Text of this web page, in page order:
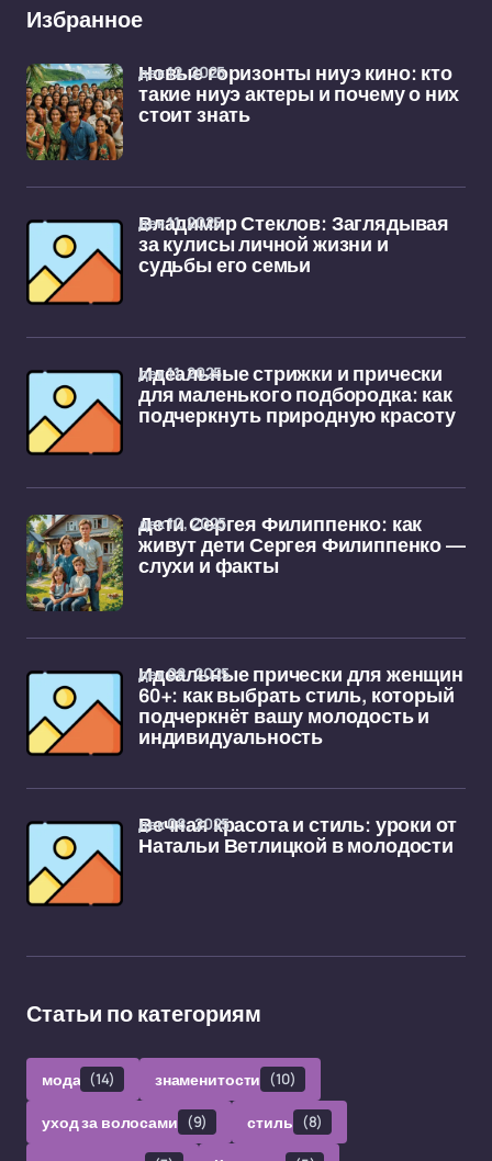
Избранное
Новые горизонты ниуэ кино: кто
такие ниуэ актеры и почему о них
стоит знать
дек 12, 2025
Владимир Стеклов: Заглядывая
за кулисы личной жизни и
судьбы его семьи
дек 11, 2025
Идеальные стрижки и прически
для маленького подбородка: как
подчеркнуть природную красоту
дек 11, 2025
Дети Сергея Филиппенко: как
живут дети Сергея Филиппенко —
слухи и факты
дек 10, 2025
Идеальные прически для женщин
60+: как выбрать стиль, который
подчеркнёт вашу молодость и
индивидуальность
дек 08, 2025
Вечная красота и стиль: уроки от
Натальи Ветлицкой в молодости
дек 08, 2025
Статьи по категориям
мода (14) знаменитости (10)
уход за волосами (9) стиль (8)